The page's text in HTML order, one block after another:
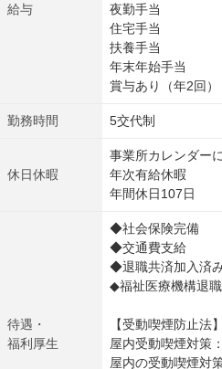
給与
夜勤手当
住宅手当
扶養手当
年末年始手当
賞与あり（年2回）
勤務時間 5交代制
休日休暇
事業所カレンダー
年次有給休暇
年間休日107日
待遇・
福利厚生
◆社会保険完備
◆交通費支給
◆退職共済加入済
◆福祉医療機構退職
【受動喫煙防止法】
屋内受動喫煙対策
屋内の受動喫煙対